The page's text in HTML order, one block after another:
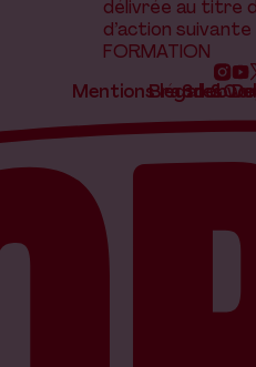
délivrée au titre
d’action suivante
FORMATION
Snob
Mentions légales
Brand &